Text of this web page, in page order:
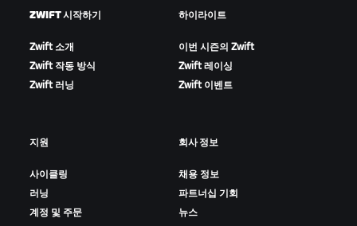
ZWIFT 시작하기
Zwift 소개
Zwift 작동 방식
Zwift 러닝
하이라이트
이번 시즌의 Zwift
Zwift 레이싱
Zwift 이벤트
지원
사이클링
러닝
계정 및 주문
회사 정보
채용 정보
파트너십 기회
뉴스